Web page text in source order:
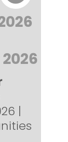
|